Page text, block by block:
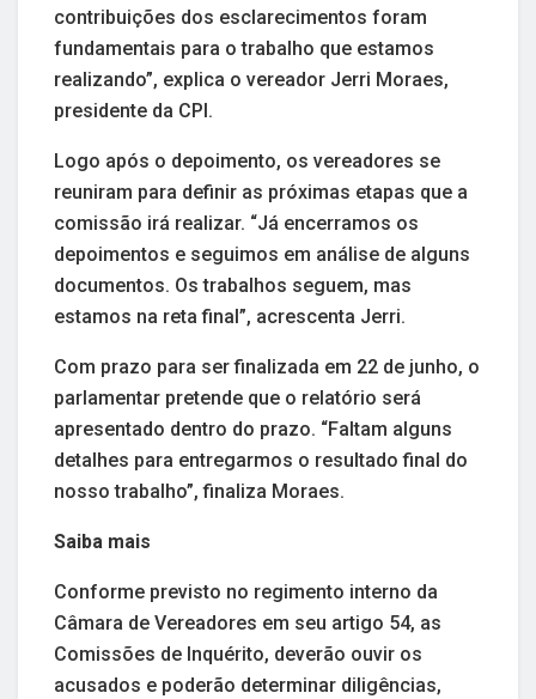
contribuições dos esclarecimentos foram
fundamentais para o trabalho que estamos
realizando”, explica o vereador Jerri Moraes,
presidente da CPI.
Logo após o depoimento, os vereadores se
reuniram para definir as próximas etapas que a
comissão irá realizar. “Já encerramos os
depoimentos e seguimos em análise de alguns
documentos. Os trabalhos seguem, mas
estamos na reta final”, acrescenta Jerri.
Com prazo para ser finalizada em 22 de junho, o
parlamentar pretende que o relatório será
apresentado dentro do prazo. “Faltam alguns
detalhes para entregarmos o resultado final do
nosso trabalho”, finaliza Moraes.
Saiba mais
Conforme previsto no regimento interno da
Câmara de Vereadores em seu artigo 54, as
Comissões de Inquérito, deverão ouvir os
acusados e poderão determinar diligências,